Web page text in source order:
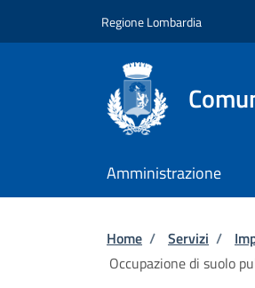
Regione Lombardia
Amministrazione
Briciole
Home / Servizi /
Occupazione di suolo